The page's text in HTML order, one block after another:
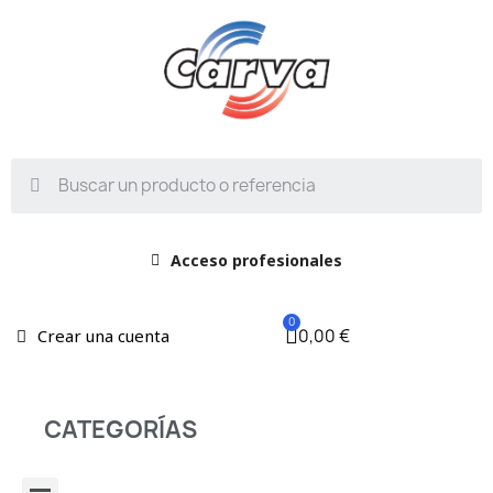
Acceso profesionales
Crear una cuenta 0,00 €
CATEGORÍAS